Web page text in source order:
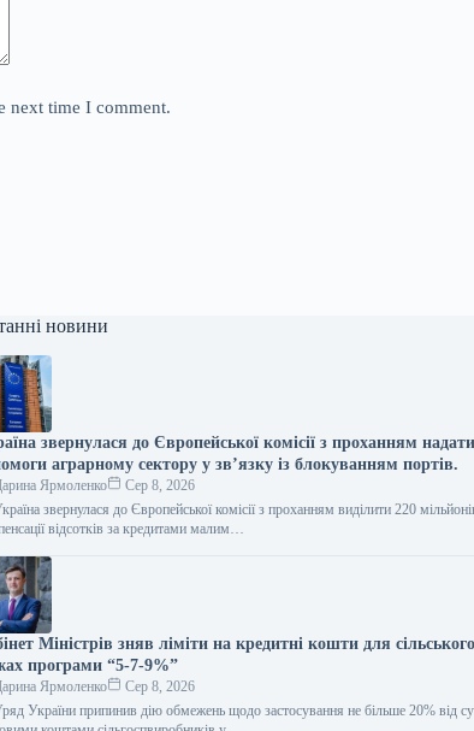
next time I comment.
новини
звернулася до Європейської комісії з проханням
аграрному сектору у зв’язку із блокуванням портів.
Ярмоленко
Сер 8, 2026
звернулася до Європейської комісії з проханням виділити 220
відсотків за кредитами малим…
Міністрів зняв ліміти на кредитні кошти для
програми “5-7-9%”
Ярмоленко
Сер 8, 2026
України припинив дію обмежень щодо застосування не більше 20% від